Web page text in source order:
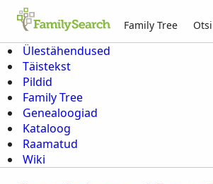
Family Tree Otsi
Ülestähendused
Täistekst
Pildid
Family Tree
Genealoogiad
Kataloog
Raamatud
Wiki